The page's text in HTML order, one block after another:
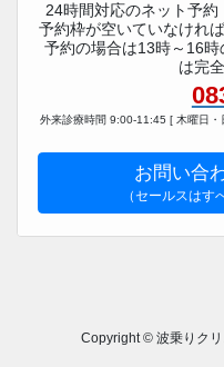
24時間対応のネット予
予約枠が空いていなけれ
予約の場合は13時～16
は完
外来診療時間 9:00-11:45 [ 木曜日
お問い合
（セールスはす
Copyright © 波乗りク